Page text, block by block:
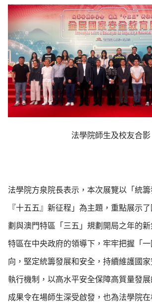
法學院師生及校友合影
法學院方泉院長表示，本次展覽以「統
『十五五』新征程」為主題，重點展示
劃與澳門特區「三五」規劃開局之年的
特區在中央政府的領導下，牢牢把握「
向，堅定統籌發展和安全，持續維護國
執行機制，以高水平安全保障高質量發
成果令在場師生深受啟發，也為法學院